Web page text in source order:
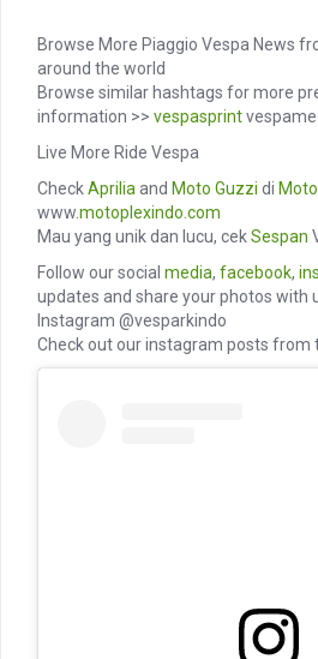
Browse More Piaggio Vespa News
around the world
Browse similar hashtags for more
information >> vespasprint
Live More Ride Vespa
CheckAprilia and Moto Guzzi di
www.motoplexindo.com
Mau yang unik dan lucu, cekSespan
Follow our social media, facebook,
updates and share your photos with
Instagram @vesparkindo
Check out our instagram posts from